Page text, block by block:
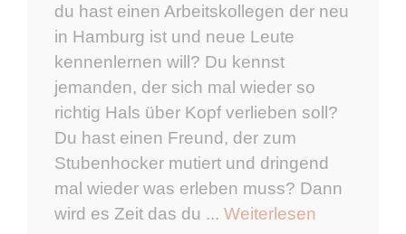
du hast einen Arbeitskollegen der neu
in Hamburg ist und neue Leute
kennenlernen will? Du kennst
jemanden, der sich mal wieder so
richtig Hals über Kopf verlieben soll?
Du hast einen Freund, der zum
Stubenhocker mutiert und dringend
mal wieder was erleben muss? Dann
wird es Zeit das du ... Weiterlesen